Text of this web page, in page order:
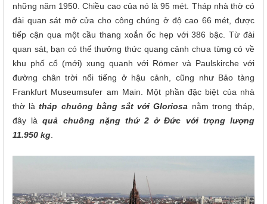
những năm 1950. Chiều cao của nó là 95 mét. Tháp nhà thờ có
đài quan sát mở cửa cho công chúng ở độ cao 66 mét, được
tiếp cận qua một cầu thang xoắn ốc hẹp với 386 bậc. Từ đài
quan sát, bạn có thể thưởng thức quang cảnh chưa từng có về
khu phố cổ (mới) xung quanh với Römer và Paulskirche với
đường chân trời nổi tiếng ở hậu cảnh, cũng như Bảo tàng
Frankfurt Museumsufer am Main. Một phần đặc biệt của nhà
thờ làtháp chuông bằng sắt với Gloriosa nằm trong tháp,
đây làquả chuông nặng thứ 2 ở Đức với trọng lượng
11.950 kg